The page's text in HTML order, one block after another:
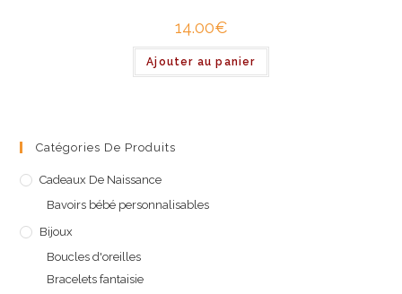
14.00€
Ajouter au panier
Catégories De Produits
Cadeaux De Naissance
Bavoirs bébé personnalisables
Bijoux
Boucles d'oreilles
Bracelets fantaisie